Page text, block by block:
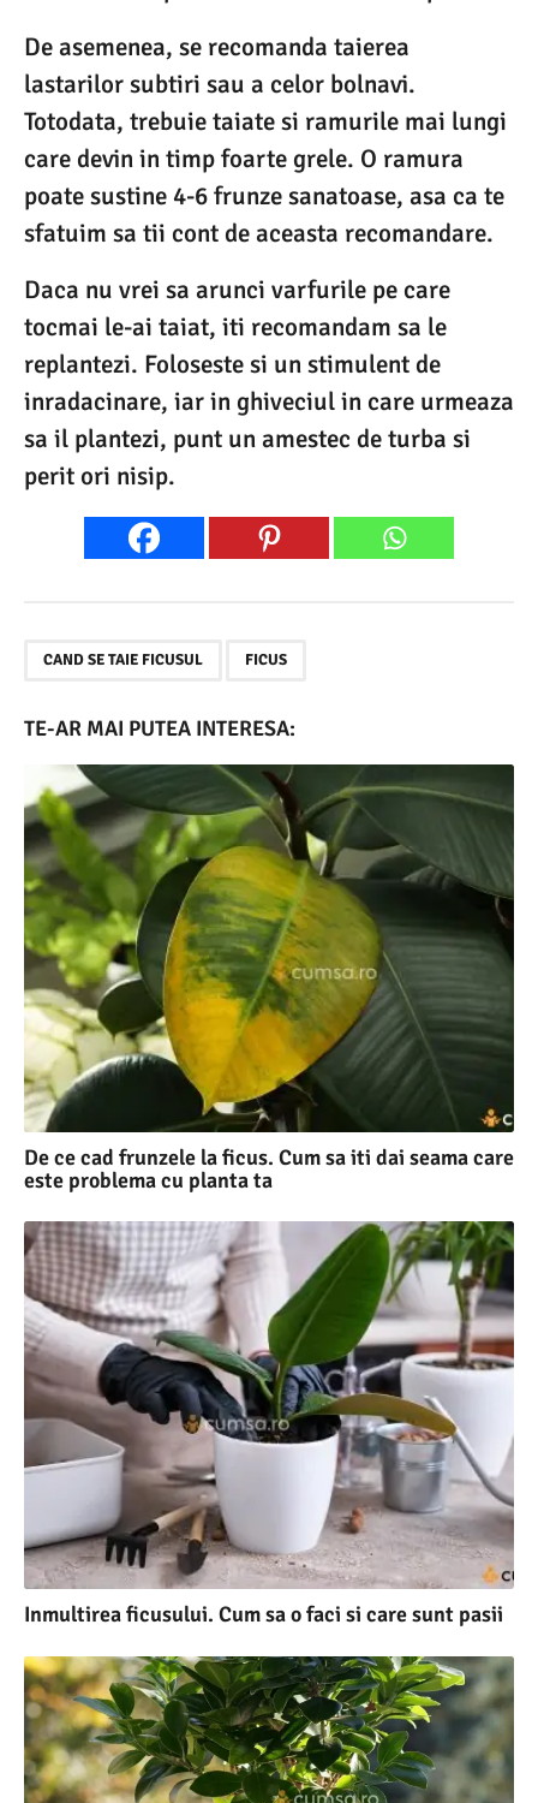
De asemenea, se recomanda taierea
lastarilor subtiri sau a celor bolnavi.
Totodata, trebuie taiate si ramurile mai lungi
care devin in timp foarte grele. O ramura
poate sustine 4-6 frunze sanatoase, asa ca te
sfatuim sa tii cont de aceasta recomandare.
Daca nu vrei sa arunci varfurile pe care
tocmai le-ai taiat, iti recomandam sa le
replantezi. Foloseste si un stimulent de
inradacinare, iar in ghiveciul in care urmeaza
sa il plantezi, punt un amestec de turba si
perit ori nisip.
CAND SE TAIE FICUSUL FICUS
TE-AR MAI PUTEA INTERESA:
De ce cad frunzele la ficus. Cum sa iti dai seama care
este problema cu planta ta
Inmultirea ficusului. Cum sa o faci si care sunt pasii